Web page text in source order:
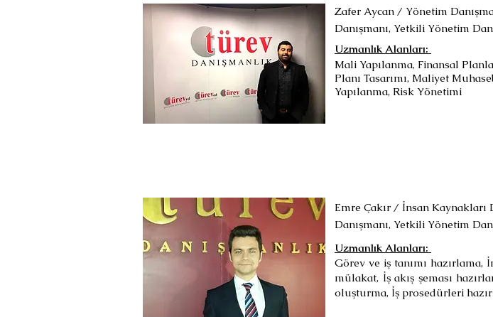
Zafer Aycan / Yönetim
Danışmanı, Yetkili Yönetim
Uzmanlık Alanları: ​
Mali Yapılanma, Finansal
Planı Tasarımı, Maliyet
Yapılanma, Risk Yönetimi
Emre Çakır / İnsan Kaynakları
Danışmanı, Yetkili Yönetim
Uzmanlık Alanları: ​
Görev ve iş tanımı hazırlama,
mülakat, İş akış şeması
oluşturma, İş prosedürleri